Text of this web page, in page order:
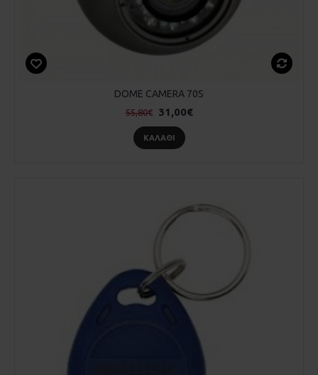
DOME CAMERA 70S
55,80€ 31,00€
ΚΑΛΆΘΙ